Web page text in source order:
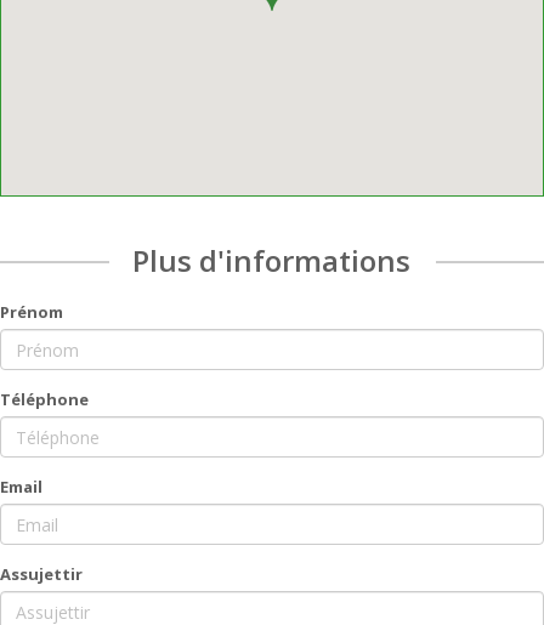
Plus d'informations
Prénom
Téléphone
Email
Assujettir